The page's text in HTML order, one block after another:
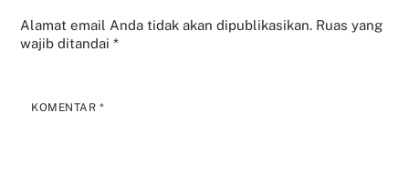
Alamat email Anda tidak akan dipublikasikan. Ruas yang
wajib ditandai*
KOMENTAR *